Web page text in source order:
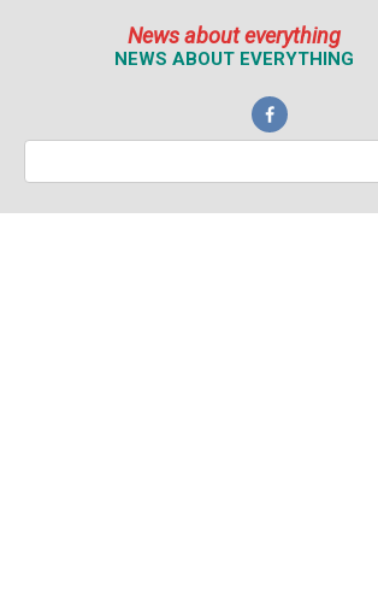
News about everything
NEWS ABOUT EVERYTHING
Поиск: